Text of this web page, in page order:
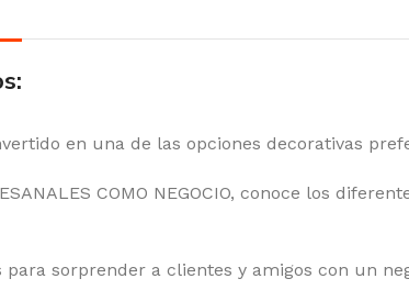
en una de las opciones decorativas
COMO NEGOCIO, conoce los
para sorprender a clientes y amigos con un